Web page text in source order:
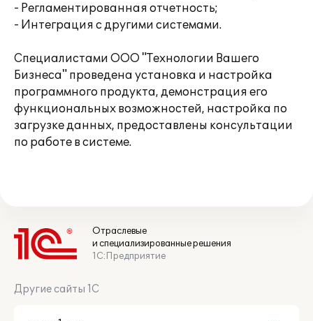
- Регламентированная отчетность;
- Интеграция с другими системами.
Специалистами ООО "Технологии Вашего
Бизнеса" проведена установка и настройка
программного продукта, демонстрация его
функциональных возможностей, настройка по
загрузке данных, предоставлены консультации
по работе в системе.
Отраслевые
и специализированные решения
1С:Предприятие
Другие сайты 1С